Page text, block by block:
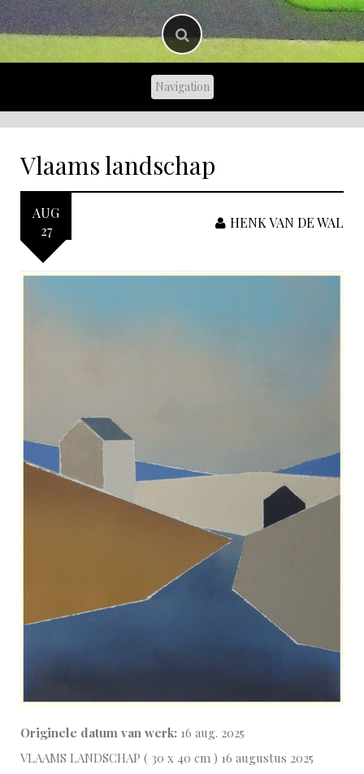
Vlaams landschap
AUG
27
HENK VAN DE WAL
Originele datum van werk: 16 aug. 2025
VLAAMS LANDSCHAP ( 30 x 40 cm ) 16 augustus 2025